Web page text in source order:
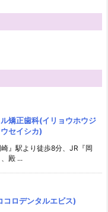
正歯科(イリョウホウジ
セイシカ)
』駅より徒歩8分、JR『岡
殿 ...
コロデンタルエビス)